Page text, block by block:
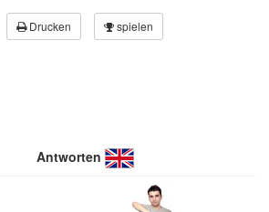
Drucken spielen
Antworten